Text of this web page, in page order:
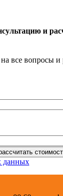
и
все вопросы и
данных